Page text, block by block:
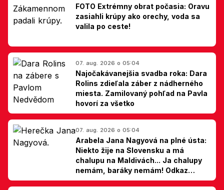
FOTO Extrémny obrat počasia: Oravu
zasiahli krúpy ako orechy, voda sa
valila po ceste!
07. aug. 2026 o 05:04
Najočakávanejšia svadba roka: Dara
Rolins zdieľala záber z nádherného
miesta. Zamilovaný pohľad na Pavla
hovorí za všetko
07. aug. 2026 o 05:04
Arabela Jana Nagyová na plné ústa:
Niekto žije na Slovensku a má
chalupu na Maldivách... Ja chalupy
nemám, baráky nemám! Odkaz
Slovákom